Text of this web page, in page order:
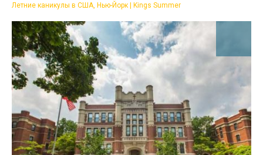
Летние каникулы в США, Нью-Йорк | Kings Summer